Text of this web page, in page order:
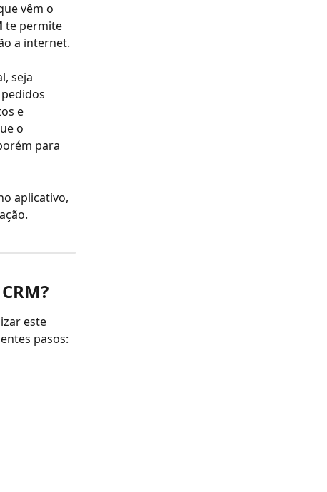
vêm o
te permite
a internet.
seja
e
o
para
aplicativo,
este
pasos: